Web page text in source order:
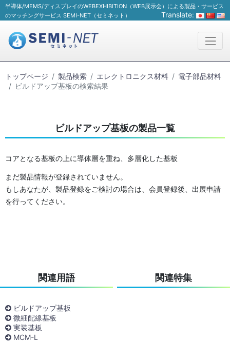
半導体/MEMS/ディスプレイのWEBEXHIBITION（WEB展示会）による製品・サービス
のマッチングサービス SEMI-NET（セミネット）
Translate:
トップページ 製品検索 エレクトロニクス材料
電子部品材料
ビルドアップ基板の検索結果
ビルドアップ基板の製品一覧
コアとなる基板の上に導体層を重ね、多層化した基板
まだ製品情報が登録されていません。
もしあなたが、製品登録をご検討の場合は、会員登録後、出展申請
を行ってください。
関連用語 関連特集
ビルドアップ基板
微細配線基板
実装基板
MCM-L